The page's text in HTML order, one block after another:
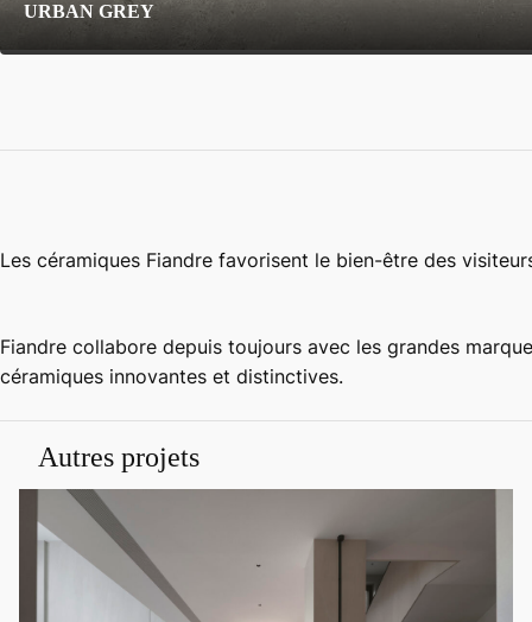
URBAN GREY
Les céramiques Fiandre favorisent le bien-être des
Fiandre collabore depuis toujours avec les grandes
céramiques innovantes et distinctives.
Autres projets